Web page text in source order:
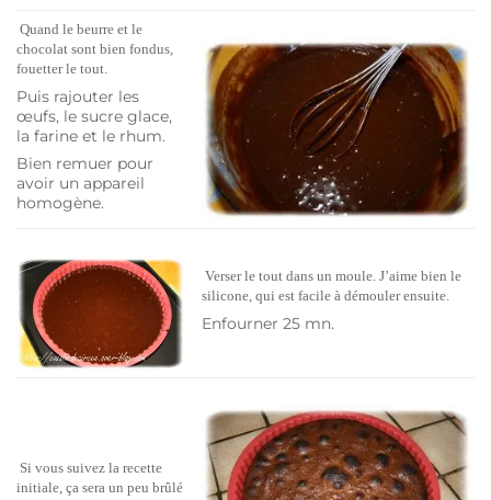
Quand le beurre et le
chocolat sont bien fondus,
fouetter le tout.
Puis rajouter les
œufs, le sucre glace,
la farine et le rhum.
Bien remuer pour
avoir un appareil
homogène.
Verser le tout dans un moule. J’aime bien le
silicone, qui est facile à démouler ensuite.
Enfourner 25 mn.
Si vous suivez la recette
initiale, ça sera un peu brûlé